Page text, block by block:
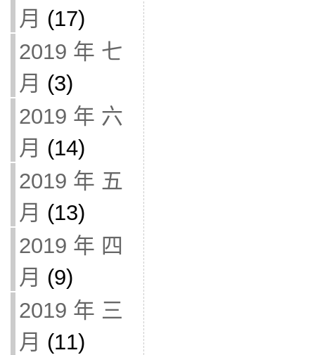
月 (17)
2019 年 七
月 (3)
2019 年 六
月 (14)
2019 年 五
月 (13)
2019 年 四
月 (9)
2019 年 三
月 (11)